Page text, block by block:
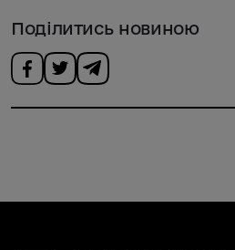
Поділитись новиною